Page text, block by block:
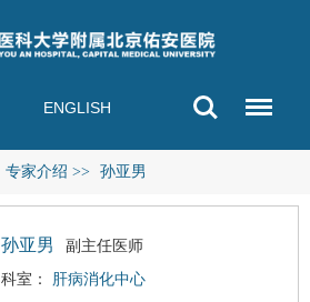
ENGLISH
专家介绍 >> 孙亚男
孙亚男
副主任医师
科室：
肝病消化中心